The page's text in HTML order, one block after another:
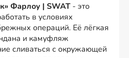
Фарлоу | SWAT - это
в условиях
операций. Её лёгкая
и камуфляж
сливаться с окружающей